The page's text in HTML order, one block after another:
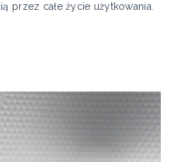
przez całe życie użytkowania.